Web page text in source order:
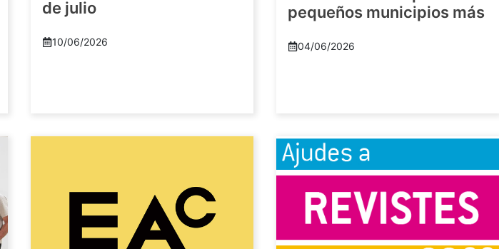
de julio
10/06/2026
pequeños municipios más
04/06/2026